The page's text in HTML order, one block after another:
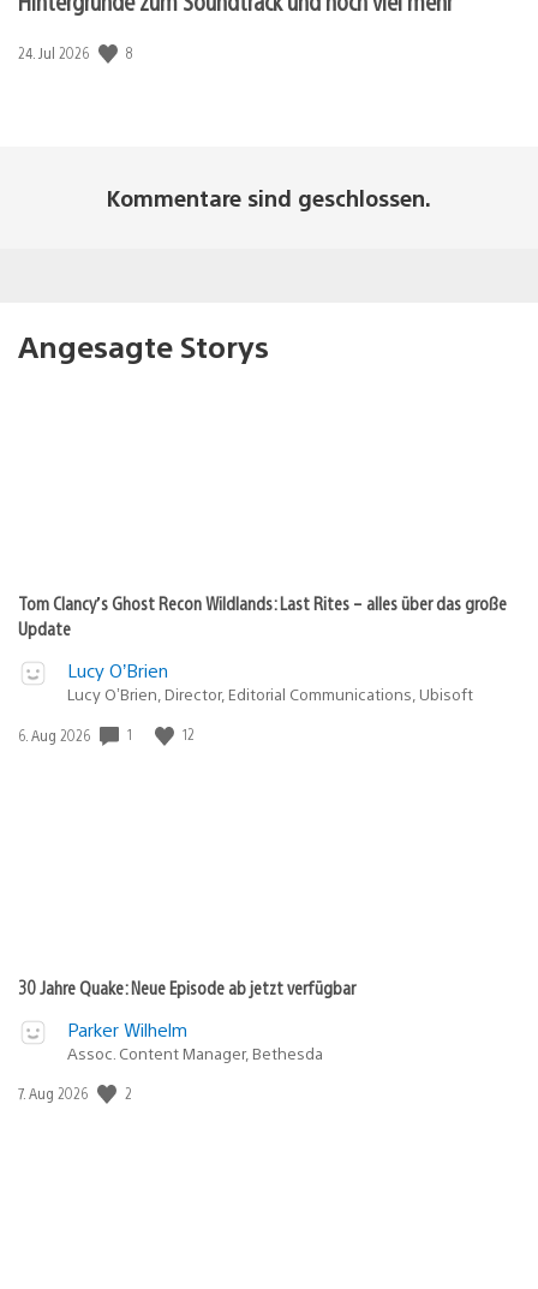
Veröffentlichungsdatum:
24. Jul 2026 8
Kommentare sind geschlossen.
Angesagte Storys
Tom Clancy’s Ghost Recon Wildlands: Last Rites – alles über das große
Update
Lucy O’Brien
Lucy O’Brien, Director, Editorial Communications, Ubisoft
Veröffentlichungsdatum:
6. Aug 2026 1 12
30 Jahre Quake: Neue Episode ab jetzt verfügbar
Parker Wilhelm
Assoc. Content Manager, Bethesda
Veröffentlichungsdatum:
7. Aug 2026 2